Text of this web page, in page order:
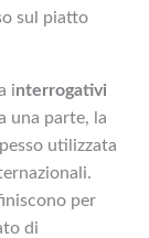
sul piatto
interrogativi
una parte, la
utilizzata
per
di